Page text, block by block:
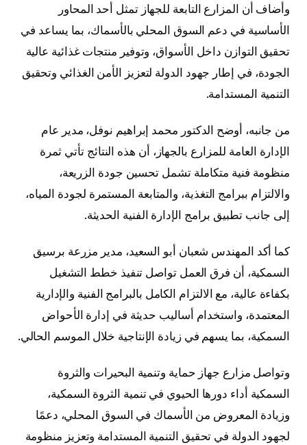
وأضاف أن المزارع التابعة للجهاز تمثل أحد المحاور
الأساسية في دعم السوق المحلي بالأسماك، بما يساعد في
تحقيق التوازن داخل الأسواق، وتوفير منتجات غذائية عالية
الجودة، في إطار جهود الدولة لتعزيز الأمن الغذائي وتحقيق
التنمية المستدامة.
من جانبه، أوضح الدكتور محمد إبراهيم نوفل، مدير عام
الإدارة العامة للمزارع بالجهاز، أن هذه النتائج تأتي ثمرة
منظومة فنية متكاملة تشمل تحسين جودة الزريعة،
والالتزام ببرامج التغذية، والمتابعة المستمرة لجودة المياه،
إلى جانب تطبيق برامج الإدارة الفنية الحديثة.
كما أكد المهندس شعبان أبو السعيد، مدير مزرعة برسيق
السمكية، أن فرق العمل تواصل تنفيذ خطط التشغيل
بكفاءة عالية، مع الالتزام الكامل بالبرامج الفنية والإدارية
المعتمدة، واستخدام أساليب حديثة في إدارة الأحواض
السمكية، بما يسهم في زيادة الإنتاجية خلال الموسم الحالي.
وتواصل مزارع جهاز حماية وتنمية البحيرات والثروة
السمكية أداء دورها الحيوي في تنمية الثروة السمكية،
وزيادة المعروض من الأسماك في السوق المحلي، دعمًا
لجهود الدولة في تحقيق التنمية المستدامة وتعزيز منظومة